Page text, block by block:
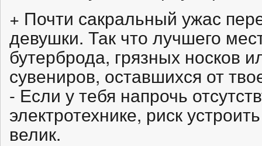
+ Почти сакральный ужас
девушки. Так что лучшего
бутерброда, грязных носков
сувениров, оставшихся от
- Если у тебя напрочь
электротехнике, риск
велик.